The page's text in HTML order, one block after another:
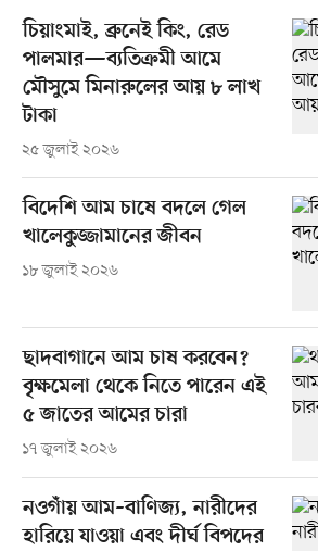
চিয়াংমাই, ব্রুনেই কিং, রেড
পালমার—ব্যতিক্রমী আমে
মৌসুমে মিনারুলের আয় ৮ লাখ
টাকা
২৫ জুলাই ২০২৬
বিদেশি আম চাষে বদলে গেল
খালেকুজ্জামানের জীবন
১৮ জুলাই ২০২৬
ছাদবাগানে আম চাষ করবেন?
বৃক্ষমেলা থেকে নিতে পারেন এই
৫ জাতের আমের চারা
১৭ জুলাই ২০২৬
নওগাঁয় আম–বাণিজ্য, নারীদের
হারিয়ে যাওয়া এবং দীর্ঘ বিপদের